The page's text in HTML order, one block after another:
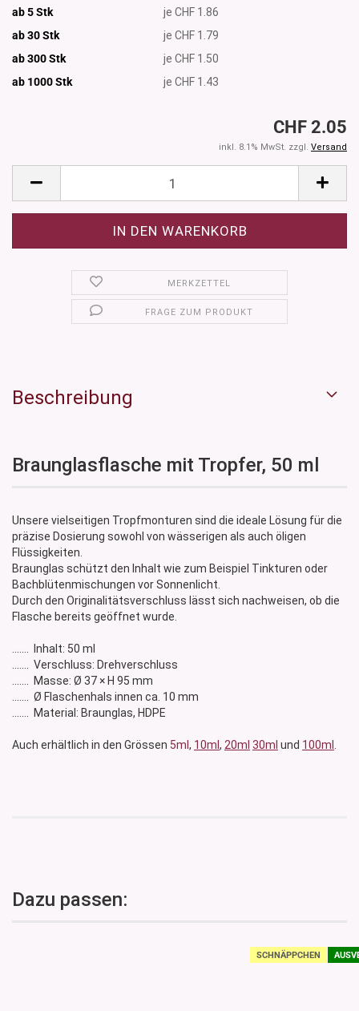
ab 5 Stk
je CHF 1.86
ab 30 Stk
je CHF 1.79
ab 300 Stk
je CHF 1.50
ab 1000Stk je CHF 1.43
CHF 2.05
inkl. 8.1% MwSt. zzgl. Versand
MERKZETTEL
FRAGE ZUM PRODUKT
Beschreibung
Braunglasflasche mit Tropfer, 50 ml
Unsere vielseitigen Tropfmonturen sind die ideale Lösung für die
präzise Dosierung sowohl von wässerigen als auch öligen
Flüssigkeiten.
Braunglas schützt den Inhalt wie zum Beispiel Tinkturen oder
Bachblütenmischungen vor Sonnenlicht.
Durch den Originalitätsverschluss lässt sich nachweisen, ob die
Flasche bereits geöffnet wurde.
....... Inhalt: 50 ml
....... Verschluss: Drehverschluss
....... Masse: Ø 37 × H 95 mm
....... Ø Flaschenhals innen ca. 10 mm
....... Material: Braunglas, HDPE
Auch erhältlich in den Grössen 5ml , 10ml , 20ml 30ml und 100ml .
Dazu passen:
SCHNÄPPCHEN